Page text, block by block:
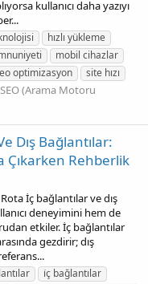
kullanıcı daha yazıyı
hızlı yükleme
mobil cihazlar
optimizasyon
site hızı
SEO (Arama Motoru
Dış Bağlantılar:
Çıkarken Rehberlik
İç bağlantılar ve dış
deneyimini hem de
etkiler. İç bağlantılar
gezdirir; dış
i̇ç bağlantılar